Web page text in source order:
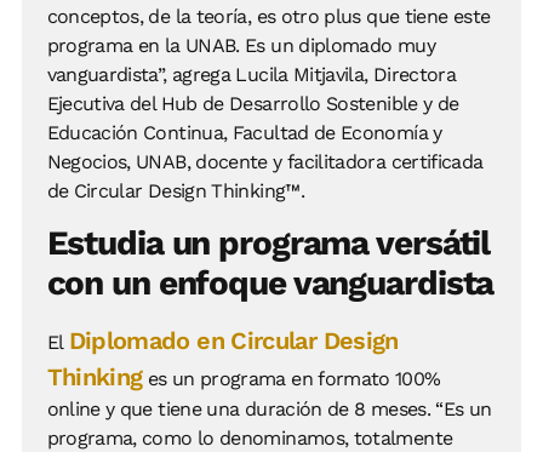
conceptos, de la teoría, es otro plus que tiene este
programa en la UNAB. Es un diplomado muy
vanguardista”, agrega Lucila Mitjavila, Directora
Ejecutiva del Hub de Desarrollo Sostenible y de
Educación Continua, Facultad de Economía y
Negocios, UNAB, docente y facilitadora certificada
de Circular Design Thinking™.
Estudia un programa versátil
con un enfoque vanguardista
El Diplomado en Circular Design
Thinkinges un programa en formato 100%
online y que tiene una duración de 8 meses. “Es un
programa, como lo denominamos, totalmente